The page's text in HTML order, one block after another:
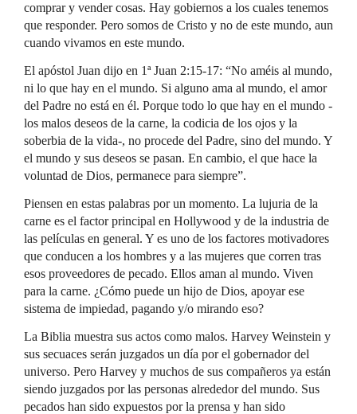
comprar y vender cosas. Hay gobiernos a los cuales tenemos
que responder. Pero somos de Cristo y no de este mundo, aun
cuando vivamos en este mundo.
El apóstol Juan dijo en 1ª Juan 2:15-17: “No améis al mundo,
ni lo que hay en el mundo. Si alguno ama al mundo, el amor
del Padre no está en él. Porque todo lo que hay en el mundo -
los malos deseos de la carne, la codicia de los ojos y la
soberbia de la vida-, no procede del Padre, sino del mundo. Y
el mundo y sus deseos se pasan. En cambio, el que hace la
voluntad de Dios, permanece para siempre”.
Piensen en estas palabras por un momento. La lujuria de la
carne es el factor principal en Hollywood y de la industria de
las películas en general. Y es uno de los factores motivadores
que conducen a los hombres y a las mujeres que corren tras
esos proveedores de pecado. Ellos aman al mundo. Viven
para la carne. ¿Cómo puede un hijo de Dios, apoyar ese
sistema de impiedad, pagando y/o mirando eso?
La Biblia muestra sus actos como malos. Harvey Weinstein y
sus secuaces serán juzgados un día por el gobernador del
universo. Pero Harvey y muchos de sus compañeros ya están
siendo juzgados por las personas alrededor del mundo. Sus
pecados han sido expuestos por la prensa y han sido